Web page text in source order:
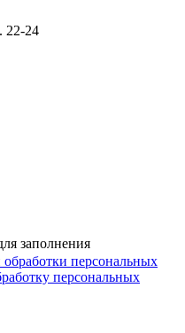
22-24
заполнения
персональных
персональных